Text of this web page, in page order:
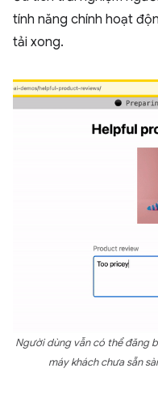
tính năng chính hoạt
tải xong.
Người dùng vẫn có thể đăng
máy khách chưa sẵn